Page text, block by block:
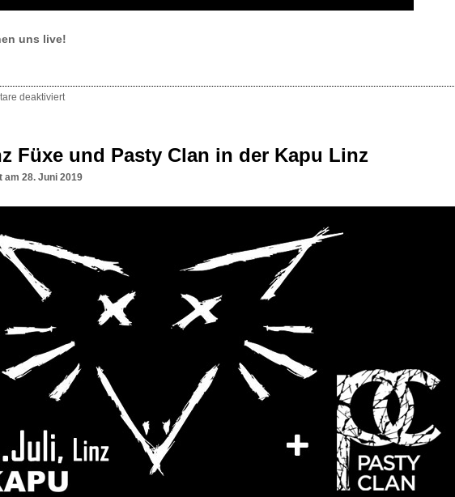
uns live!
deaktiviert
Füxe und Pasty Clan in der Kapu Linz
am 28. Juni 2019